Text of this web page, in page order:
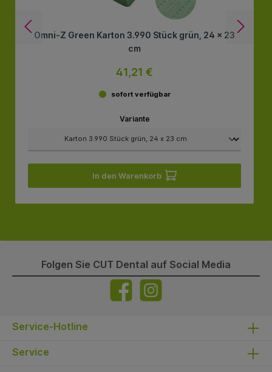
Omni-Z Green Karton 3.990 Stück grün, 24 x 23
cm
41,21 €
sofort verfügbar
Variante
In den Warenkorb
Folgen Sie CUT Dental auf Social Media
Service-Hotline
Service